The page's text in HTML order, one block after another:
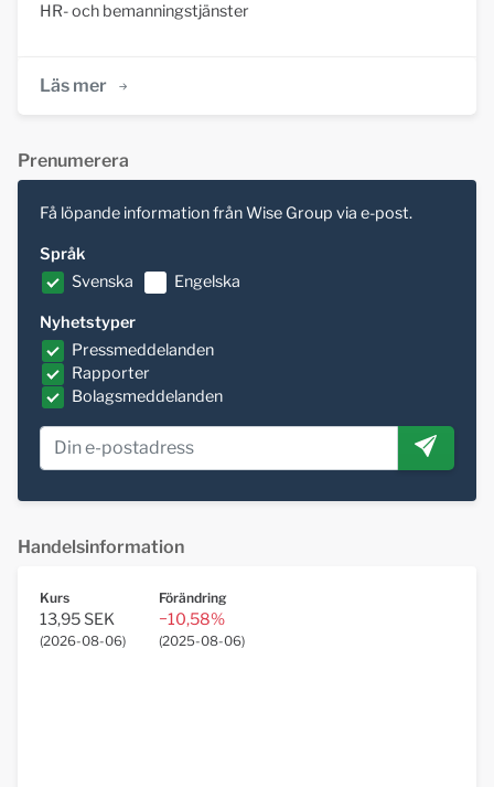
HR- och bemanningstjänster
Läs mer
Prenumerera
Få löpande information från Wise Group via e-post.
Språk
Svenska
Engelska
Nyhetstyper
Pressmeddelanden
Rapporter
Bolagsmeddelanden
Handelsinformation
Kurs
13,95 SEK
(2026-08-06)
Förändring
−10,58%
(2025-08-06)